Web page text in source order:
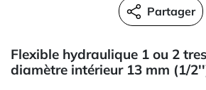
Partager
Flexible hydraulique 1 ou 2
diamètre intérieur 13 mm (1/